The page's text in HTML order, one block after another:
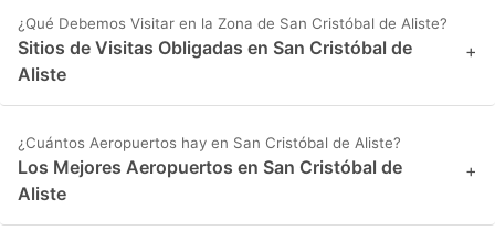
¿Qué Debemos Visitar en la Zona de San Cristóbal de Aliste?
Sitios de Visitas Obligadas en San Cristóbal de
Aliste
+
¿Cuántos Aeropuertos hay en San Cristóbal de Aliste?
Los Mejores Aeropuertos en San Cristóbal de
Aliste
+